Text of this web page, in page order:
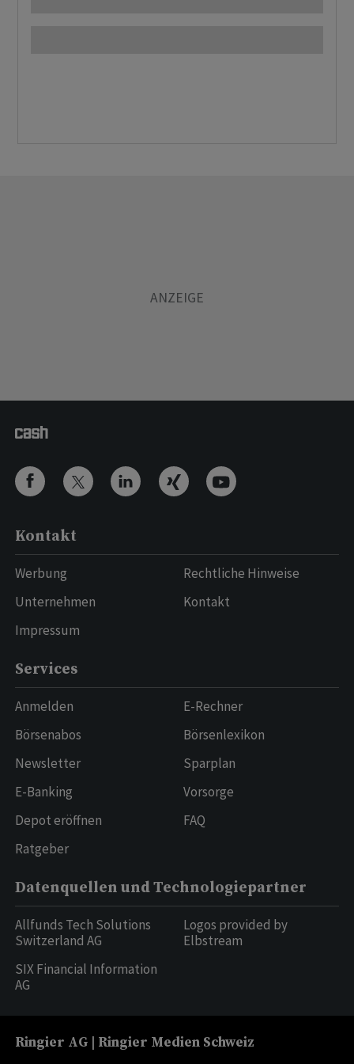
Kontakt
Werbung
Unternehmen
Impressum
Rechtliche Hinweise
Kontakt
Services
Anmelden
Börsenabos
Newsletter
E-Banking
Depot eröffnen
Ratgeber
E-Rechner
Börsenlexikon
Sparplan
Vorsorge
FAQ
Datenquellen und Technologiepartner
Allfunds Tech Solutions
Switzerland AG
SIX Financial Information
AG
Logos provided by
Elbstream
Ringier AG | Ringier Medien Schweiz